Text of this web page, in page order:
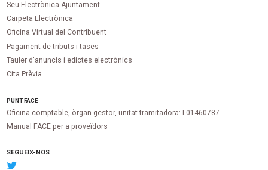
Seu Electrònica Ajuntament
Carpeta Electrònica
Oficina Virtual del Contribuent
Pagament de tributs i tases
Tauler d'anuncis i edictes electrònics
Cita Prèvia
PUNTFACE
Oficina comptable, òrgan gestor, unitat tramitadora: L01460787
Manual FACE per a proveïdors
SEGUEIX-NOS